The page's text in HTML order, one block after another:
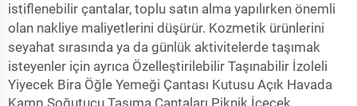
istiflenebilir çantalar, toplu satın alma yapılırken önemli
olan nakliye maliyetlerini düşürür. Kozmetik ürünlerini
seyahat sırasında ya da günlük aktivitelerde taşımak
isteyenler için ayrıca Özelleştirilebilir Taşınabilir İzoleli
Yiyecek Bira Öğle Yemeği Çantası Kutusu Açık Havada
Kamp Soğutucu Taşıma Çantaları Piknik İçecek